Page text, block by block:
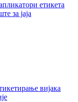
етикета
за јаја
вијака